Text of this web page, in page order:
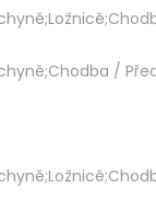
/